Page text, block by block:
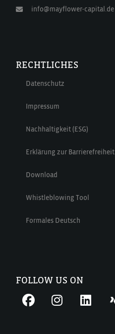
info@mayflower-capital.de
RECHTLICHES
Datenschutz
Impressum
Nachhaltigkeit (ESG)
Erklärung zur Barrierefreiheit
Download
Whistleblowing Tool
Formales Deutsch
FOLLOW US ON